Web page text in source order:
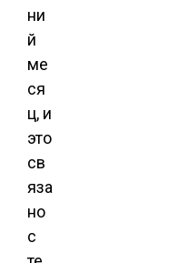
ни
й
ме
ся
ц, и
это
св
яза
но
с